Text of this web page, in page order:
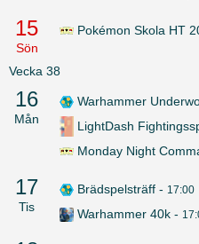
15
Sön
Pokémon Skola HT
Vecka 38
16
Mån
Warhammer
LightDash
Monday Night
17
Tis
Brädspelsträff - 17:00
Warhammer 40k -